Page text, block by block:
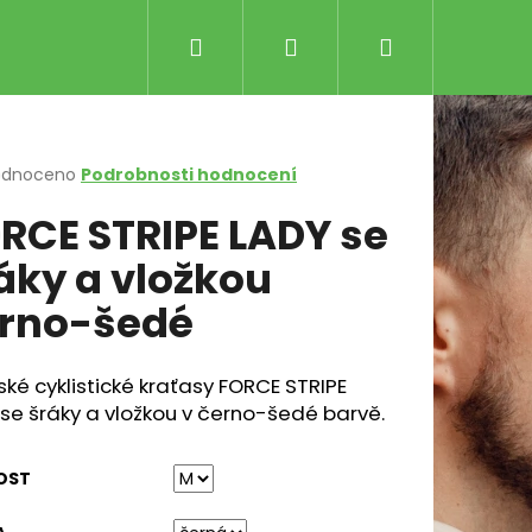
Přihlášení
košík
Podrobnosti hodnocení
STRIPE LADY se
a vložkou
šedé
cyklistické kraťasy FORCE STRIPE
se šráky a vložkou v černo-šedé barvě.
Následující
THERMAL ŠEDÁ